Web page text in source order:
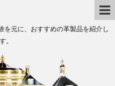
を元に、おすすめの革製品を紹介し
。